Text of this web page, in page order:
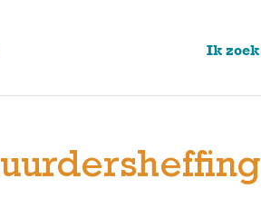
Ik zoek